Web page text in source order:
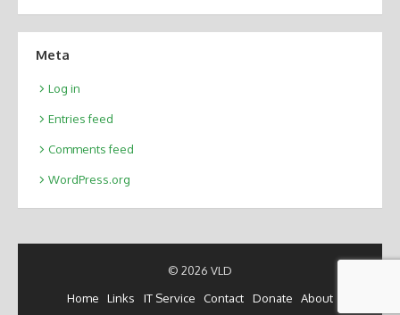
Meta
Log in
Entries feed
Comments feed
WordPress.org
© 2026 VLD
Home
Links IT Service Contact Donate About